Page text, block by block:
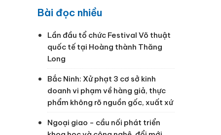
Bài đọc nhiều
Lần đầu tổ chức Festival Võ thuật
quốc tế tại Hoàng thành Thăng
Long
Bắc Ninh: Xử phạt 3 cơ sở kinh
doanh vi phạm về hàng giả, thực
phẩm không rõ nguồn gốc, xuất xứ
Ngoại giao - cầu nối phát triển